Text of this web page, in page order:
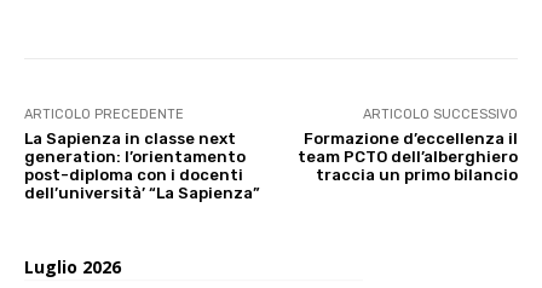
ARTICOLO PRECEDENTE
La Sapienza in classe next
generation: l’orientamento
post-diploma con i docenti
dell’università’ “La Sapienza”
ARTICOLO SUCCESSIVO
Formazione d’eccellenza il
team PCTO dell’alberghiero
traccia un primo bilancio
Luglio 2026